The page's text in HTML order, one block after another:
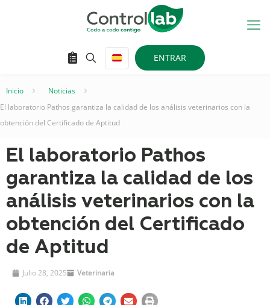
ENTRAR
Inicio Noticias
El laboratorio Pathos garantiza la calidad de los análisis veterinarios con la
obtención del Certificado de Aptitud
El laboratorio Pathos
garantiza la calidad de los
análisis veterinarios con la
obtención del Certificado
de Aptitud
Julio 28, 2025 Veterinaria